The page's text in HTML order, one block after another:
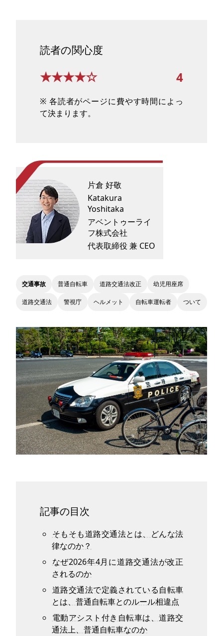
読者の関心度
★★★★☆ 4
※ 各読者がページに費やす時間によっ
て決まります。
片倉 好敬
Katakura
Yoshitaka
アベントゥーライ
フ株式会社
代表取締役 兼 CEO
交通事故 普通自転車 道路交通法改正 幼児用座席
道路交通法 警視庁 ヘルメット 自転車運転者 ついて
記事の目次
そもそも道路交通法とは、どんな法
律なのか？
なぜ2026年4月に道路交通法が改正
されるのか
道路交通法で定義されている自転車
とは、普通自転車とのルール相違点
電動アシスト付き自転車は、道路交
通法上、普通自転車なのか